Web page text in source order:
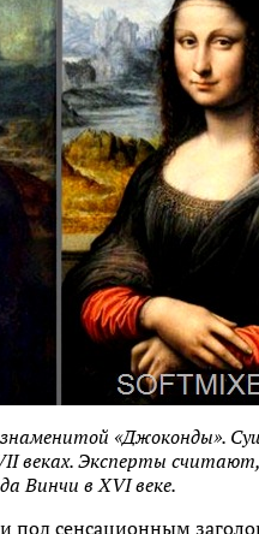
«Джоконды».
веках. Эксперты
Винчи в XVI веке.
под сенсационным